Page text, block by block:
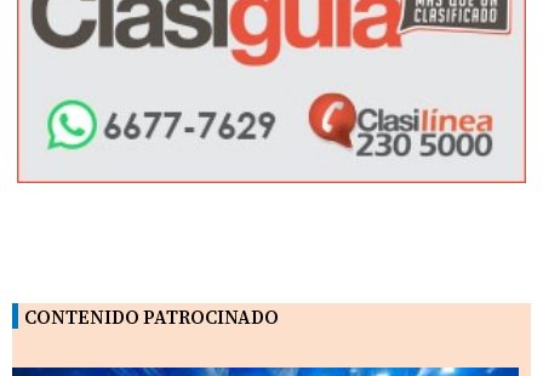
CONTENIDO PATROCINADO